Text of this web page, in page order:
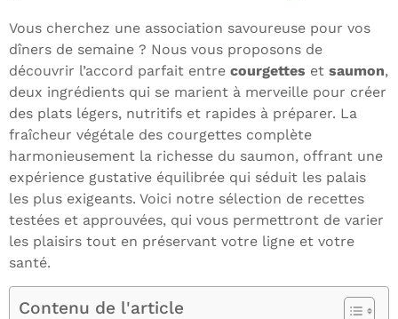
Vous cherchez une association savoureuse pour vos
dîners de semaine ? Nous vous proposons de
découvrir l’accord parfait entre courgettes et saumon,
deux ingrédients qui se marient à merveille pour créer
des plats légers, nutritifs et rapides à préparer. La
fraîcheur végétale des courgettes complète
harmonieusement la richesse du saumon, offrant une
expérience gustative équilibrée qui séduit les palais
les plus exigeants. Voici notre sélection de recettes
testées et approuvées, qui vous permettront de varier
les plaisirs tout en préservant votre ligne et votre
santé.
Contenu de l'article